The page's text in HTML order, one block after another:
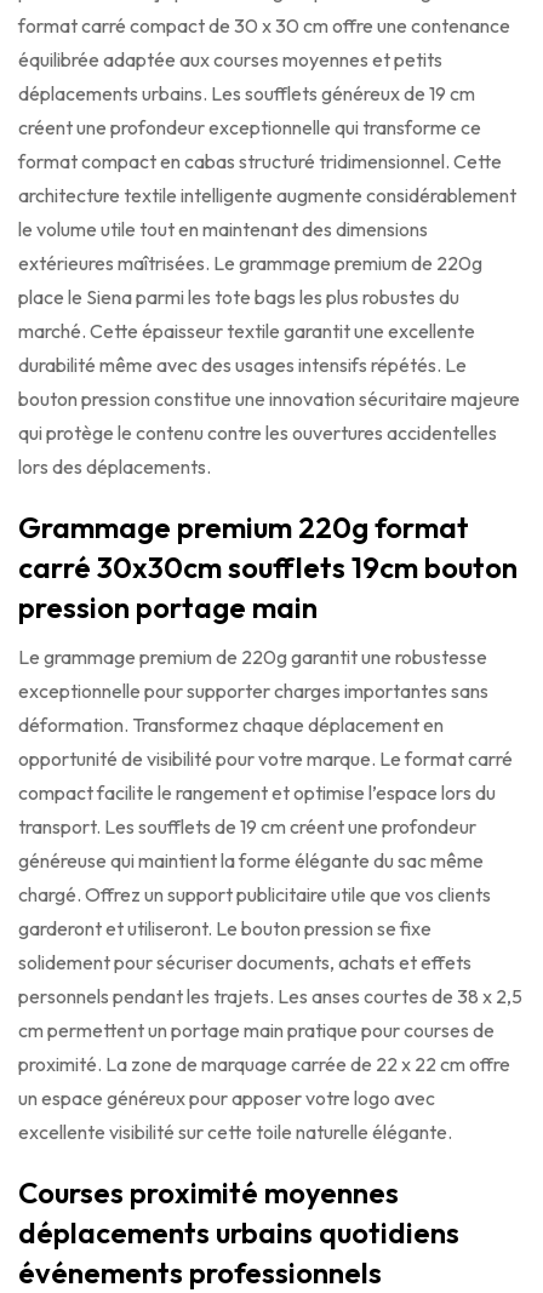
format carré compact de 30 x 30 cm offre une contenance
équilibrée adaptée aux courses moyennes et petits
déplacements urbains. Les soufflets généreux de 19 cm
créent une profondeur exceptionnelle qui transforme ce
format compact en cabas structuré tridimensionnel. Cette
architecture textile intelligente augmente considérablement
le volume utile tout en maintenant des dimensions
extérieures maîtrisées. Le grammage premium de 220g
place le Siena parmi les tote bags les plus robustes du
marché. Cette épaisseur textile garantit une excellente
durabilité même avec des usages intensifs répétés. Le
bouton pression constitue une innovation sécuritaire majeure
qui protège le contenu contre les ouvertures accidentelles
lors des déplacements.
Grammage premium 220g format
carré 30x30cm soufflets 19cm bouton
pression portage main
Le grammage premium de 220g garantit une robustesse
exceptionnelle pour supporter charges importantes sans
déformation. Transformez chaque déplacement en
opportunité de visibilité pour votre marque. Le format carré
compact facilite le rangement et optimise l’espace lors du
transport. Les soufflets de 19 cm créent une profondeur
généreuse qui maintient la forme élégante du sac même
chargé. Offrez un support publicitaire utile que vos clients
garderont et utiliseront. Le bouton pression se fixe
solidement pour sécuriser documents, achats et effets
personnels pendant les trajets. Les anses courtes de 38 x 2,5
cm permettent un portage main pratique pour courses de
proximité. La zone de marquage carrée de 22 x 22 cm offre
un espace généreux pour apposer votre logo avec
excellente visibilité sur cette toile naturelle élégante.
Courses proximité moyennes
déplacements urbains quotidiens
événements professionnels